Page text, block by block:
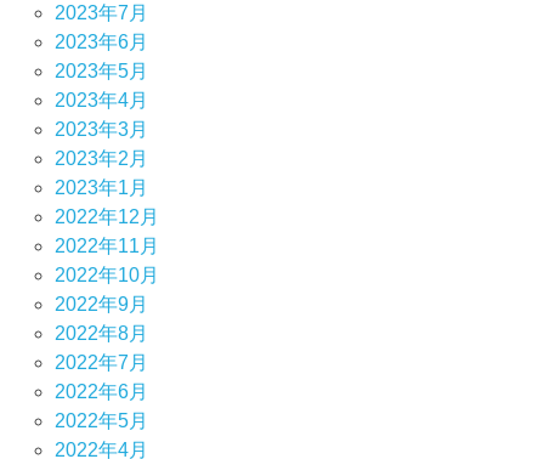
2023年7月
2023年6月
2023年5月
2023年4月
2023年3月
2023年2月
2023年1月
2022年12月
2022年11月
2022年10月
2022年9月
2022年8月
2022年7月
2022年6月
2022年5月
2022年4月